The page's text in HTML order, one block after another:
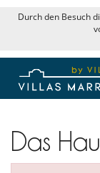
Durch den Besuch
Das